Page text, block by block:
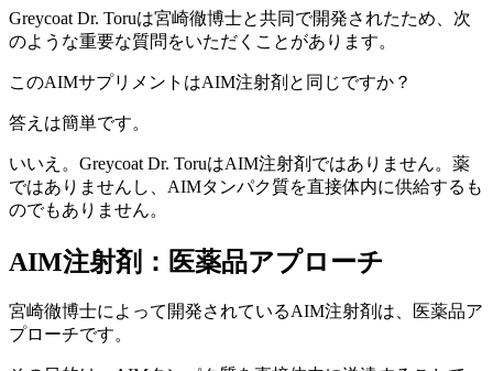
Greycoat Dr. Toruは宮崎徹博士と共同で開発されたため、次
のような重要な質問をいただくことがあります。
このAIMサプリメントはAIM注射剤と同じですか？
答えは簡単です。
いいえ。Greycoat Dr. ToruはAIM注射剤ではありません。薬
ではありませんし、AIMタンパク質を直接体内に供給するも
のでもありません。
AIM注射剤：医薬品アプローチ
宮崎徹博士によって開発されているAIM注射剤は、医薬品ア
プローチです。